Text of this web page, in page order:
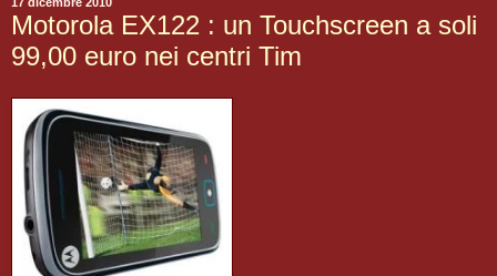
17 dicembre 2010
Motorola EX122 : un Touchscreen a soli
99,00 euro nei centri Tim